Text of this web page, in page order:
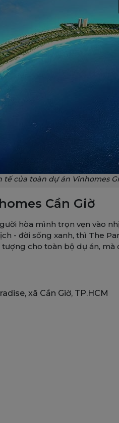
tế của toàn dự án Vinhomes
Cần Giờ
hòa mình trọn vẹn vào
- đời sống xanh, thì The
cho toàn bộ dự án, mà
xã Cần Giờ, TP.HCM